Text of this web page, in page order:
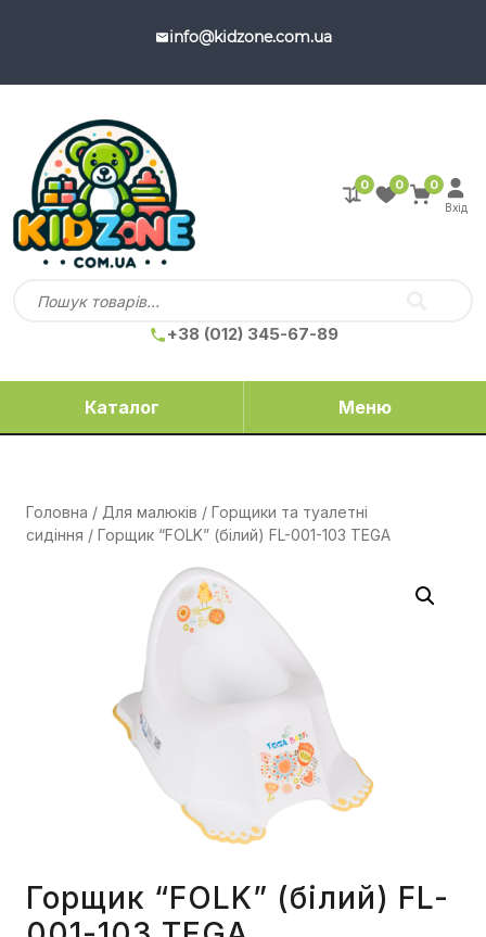
info@kidzone.com.ua
+38 (012) 345-67-89
0 0 0
Вхід
Каталог Меню
Головна / Для малюків / Горщики та туалетні
сидіння / Горщик “FOLK” (білий) FL-001-103 TEGA
Горщик “FOLK” (білий) FL-